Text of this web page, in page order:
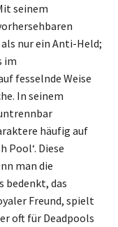
seinem
nur ein Anti-Held;
im
fesselnde Weise
In seinem
häufig auf
Pool‘. Diese
man die
bedenkt, das
Freund, spielt
oft für Deadpools